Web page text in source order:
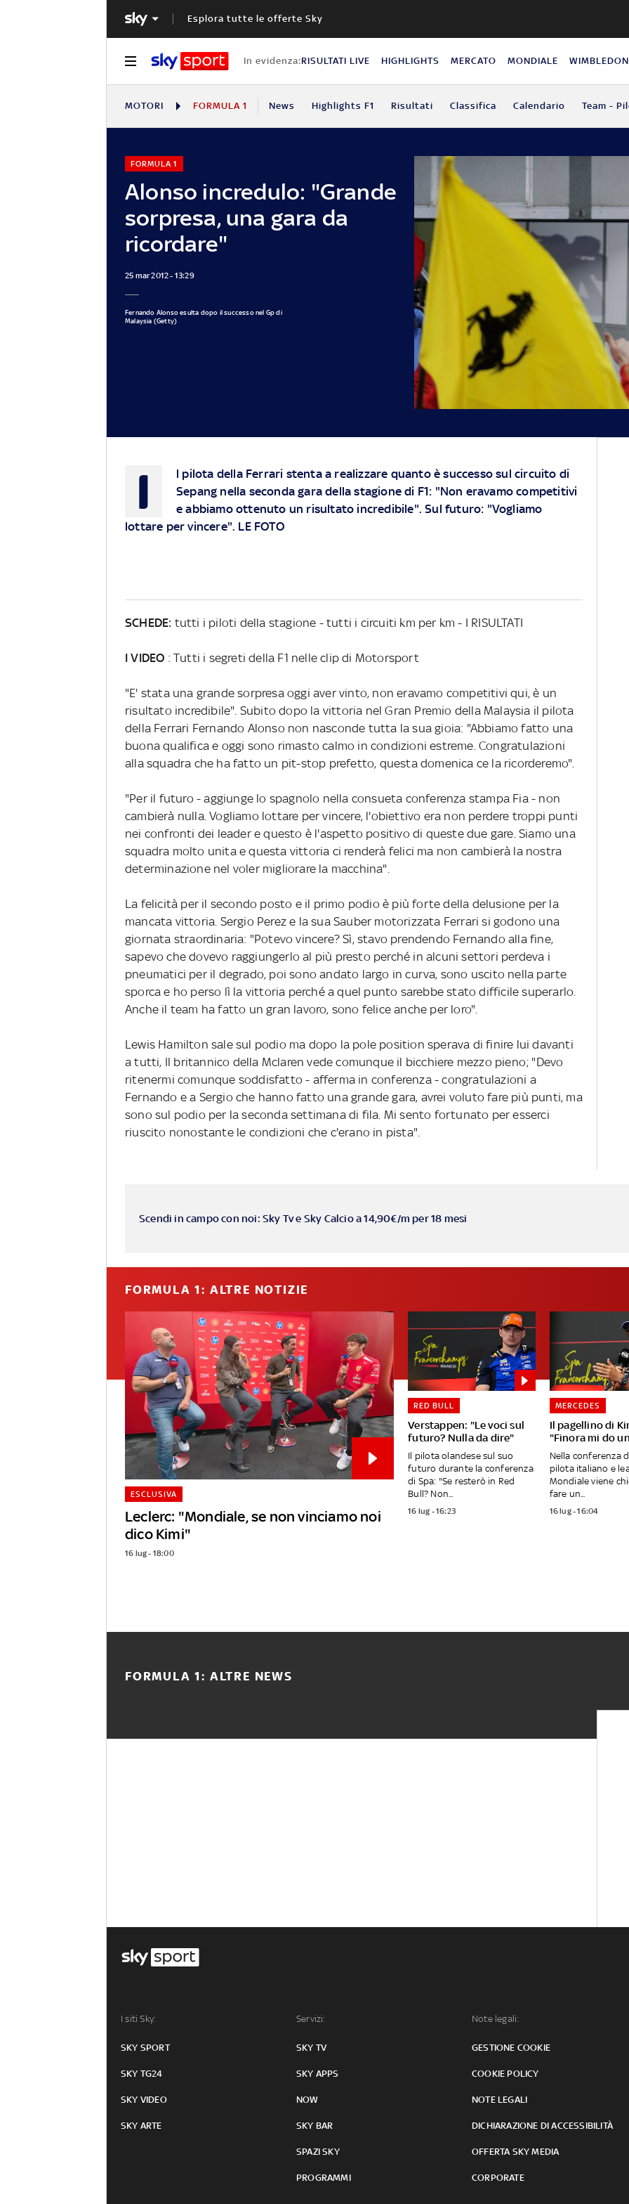
Esplora tutte le offerte Sky
In evidenza:RISULTATI LIVE HIGHLIGHTS MERCATO MONDIALE WIMBLEDON
MOTORI FORMULA 1 News Highlights F1 Risultati Classifica Calendario Team -
Alonso incredulo: "Grande
sorpresa, una gara da
ricordare"
FORMULA 1
25 mar 2012 - 13:29
Fernando Alonso esulta dopo il successo nel Gp di
Malaysia (Getty)
I
l pilota della Ferrari stenta a realizzare quanto è successo sul circuito di
Sepang nella seconda gara della stagione di F1: "Non eravamo competitivi
e abbiamo ottenuto un risultato incredibile". Sul futuro: "Vogliamo
lottare per vincere". LE FOTO
SCHEDE: tutti i piloti della stagione - tutti i circuiti km per km - I RISULTATI
I VIDEO : Tutti i segreti della F1 nelle clip di Motorsport
"E' stata una grande sorpresa oggi aver vinto, non eravamo competitivi qui, è un
risultato incredibile". Subito dopo la vittoria nel Gran Premio della Malaysia il pilota
della Ferrari Fernando Alonso non nasconde tutta la sua gioia: "Abbiamo fatto una
buona qualifica e oggi sono rimasto calmo in condizioni estreme. Congratulazioni
alla squadra che ha fatto un pit-stop prefetto, questa domenica ce la ricorderemo".
"Per il futuro - aggiunge lo spagnolo nella consueta conferenza stampa Fia - non
cambierà nulla. Vogliamo lottare per vincere, l'obiettivo era non perdere troppi punti
nei confronti dei leader e questo è l'aspetto positivo di queste due gare. Siamo una
squadra molto unita e questa vittoria ci renderà felici ma non cambierà la nostra
determinazione nel voler migliorare la macchina".
La felicità per il secondo posto e il primo podio è più forte della delusione per la
mancata vittoria. Sergio Perez e la sua Sauber motorizzata Ferrari si godono una
giornata straordinaria: "Potevo vincere? Sì, stavo prendendo Fernando alla fine,
sapevo che dovevo raggiungerlo al più presto perché in alcuni settori perdeva i
pneumatici per il degrado, poi sono andato largo in curva, sono uscito nella parte
sporca e ho perso lì la vittoria perché a quel punto sarebbe stato difficile superarlo.
Anche il team ha fatto un gran lavoro, sono felice anche per loro".
Lewis Hamilton sale sul podio ma dopo la pole position sperava di finire lui davanti
a tutti, Il britannico della Mclaren vede comunque il bicchiere mezzo pieno; "Devo
ritenermi comunque soddisfatto - afferma in conferenza - congratulazioni a
Fernando e a Sergio che hanno fatto una grande gara, avrei voluto fare più punti, ma
sono sul podio per la seconda settimana di fila. Mi sento fortunato per esserci
riuscito nonostante le condizioni che c'erano in pista".
Scendi in campo con noi: Sky Tv e Sky Calcio a 14,90€/m per 18 mesi
FORMULA 1: ALTRE NOTIZIE
Leclerc: "Mondiale, se non vinciamo noi
dico Kimi"
ESCLUSIVA
16 lug - 18:00
Verstappen: "Le voci sul
futuro? Nulla da dire"
RED BULL
Il pilota olandese sul suo
futuro durante la conferenza
di Spa: "Se resterò in Red
Bull? Non...
16 lug - 16:23
Il pagellino di
"Finora mi do
MERCEDES
Nella conferenza
pilota italiano e
Mondiale viene
fare un...
16 lug - 16:04
FORMULA 1: ALTRE NEWS
I siti Sky:
SKY SPORT
SKY TG24
SKY VIDEO
SKY ARTE
Servizi:
SKY TV
SKY APPS
NOW
SKY BAR
SPAZI SKY
PROGRAMMI
Note legali:
GESTIONE COOKIE
COOKIE POLICY
NOTE LEGALI
DICHIARAZIONE DI ACCESSIBILITÀ
OFFERTA SKY MEDIA
CORPORATE